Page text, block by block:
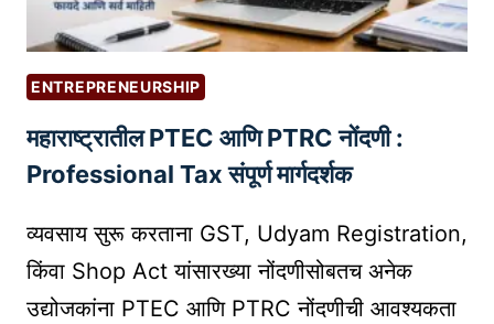
क
स्ट
म
थं
ब
ने
क
त
या
ENTREPRENEURSHIP
महाराष्ट्रातील PTEC आणि PTRC नोंदणी :
Professional Tax संपूर्ण मार्गदर्शक
व्यवसाय सुरू करताना GST, Udyam Registration,
किंवा Shop Act यांसारख्या नोंदणीसोबतच अनेक
उद्योजकांना PTEC आणि PTRC नोंदणीची आवश्यकता